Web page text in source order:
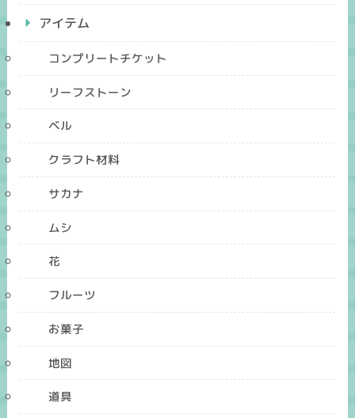
アイテム
コンプリートチケット
リーフストーン
ベル
クラフト材料
サカナ
ムシ
花
フルーツ
お菓子
地図
道具